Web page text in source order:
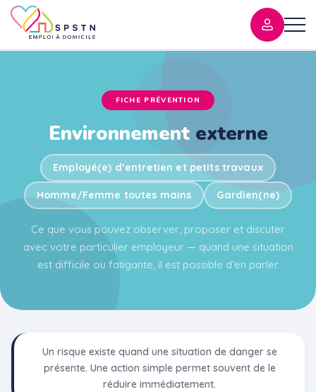
FICHE PRÉVENTION
Environnement externe
Employé(e) d’entretien et petits travaux
Homme/Femme toutes mains Gardien(ne)
Ce que vous pouvez observer, proposer et discuter
avec votre particulier employeur — quand une situation
est difficile ou fatigante, il est possible d’en parler.
Un risque existe quand une situation de danger se
présente. Une action simple permet souvent de le
réduire immédiatement.